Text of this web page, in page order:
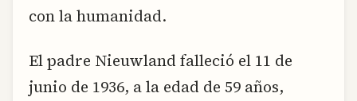
con la humanidad.
El padre Nieuwland falleció el 11 de
junio de 1936, a la edad de 59 años,